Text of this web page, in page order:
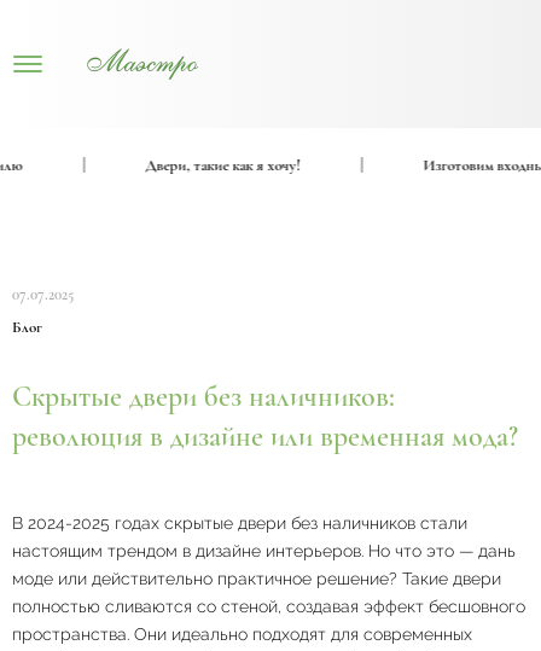
Двери, такие как я хочу! Изготовим
07.07.2025
Блог
Скрытые двери без наличников:
революция в дизайне или временная мода?
В 2024-2025 годах скрытые двери без наличников стали
настоящим трендом в дизайне интерьеров. Но что это — дань
моде или действительно практичное решение? Такие двери
полностью сливаются со стеной, создавая эффект бесшовного
пространства. Они идеально подходят для современных